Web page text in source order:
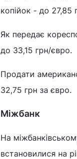
копійок - до 27,85
Як передає
до 33,15 грн/євро.
Продати
32,75 грн за євро.
Міжбанк
На
встановилися на